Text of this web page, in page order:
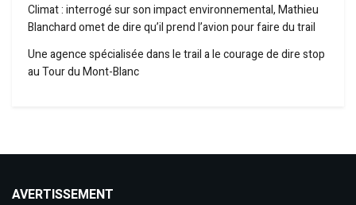
Climat : interrogé sur son impact environnemental, Mathieu
Blanchard omet de dire qu’il prend l’avion pour faire du trail
Une agence spécialisée dans le trail a le courage de dire stop
au Tour du Mont-Blanc
AVERTISSEMENT